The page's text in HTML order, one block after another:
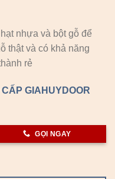
nhựa và bột gỗ để
thật và có khả năng
rẻ
GIAHUYDOOR
GỌI NGAY